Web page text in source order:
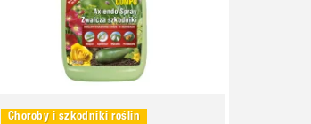
Choroby i szkodniki roślin